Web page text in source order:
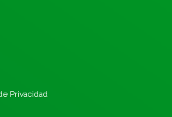
Privacidad